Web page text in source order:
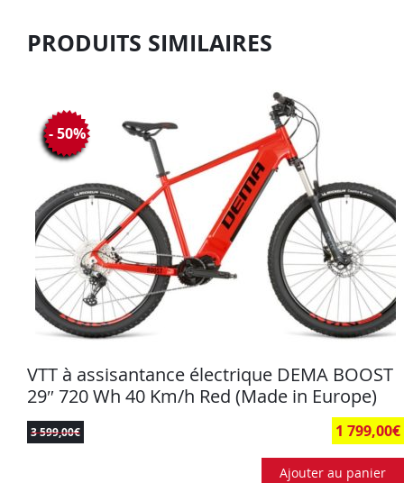
PRODUITS SIMILAIRES
VTT à assisantance électrique DEMA BOOST
29″ 720 Wh 40 Km/h Red (Made in Europe)
3 599,00€ 1 799,00€
- 50%
Ajouter au panier